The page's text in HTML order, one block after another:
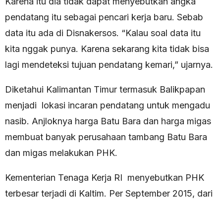
pendatang itu sebagai pencari kerja baru. Sebab
data itu ada di Disnakersos. “Kalau soal data itu
kita nggak punya. Karena sekarang kita tidak bisa
lagi mendeteksi tujuan pendatang kemari,” ujarnya.
Diketahui Kalimantan Timur termasuk Balikpapan
menjadi lokasi incaran pendatang untuk mengadu
nasib. Anjloknya harga Batu Bara dan harga migas
membuat banyak perusahaan tambang Batu Bara
dan migas melakukan PHK.
Kementerian Tenaga Kerja RI menyebutkan PHK
terbesar terjadi di Kaltim. Per September 2015, dari